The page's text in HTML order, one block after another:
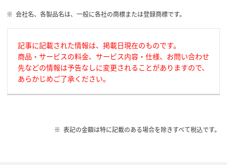
会社名、各製品名は、一般に各社の商標または登録商標です。
記事に記載された情報は、掲載日現在のものです。
商品・サービスの料金、サービス内容・仕様、お問い合わせ
先などの情報は予告なしに変更されることがありますので、
あらかじめご了承ください。
表記の金額は特に記載のある場合を除きすべて税込です。